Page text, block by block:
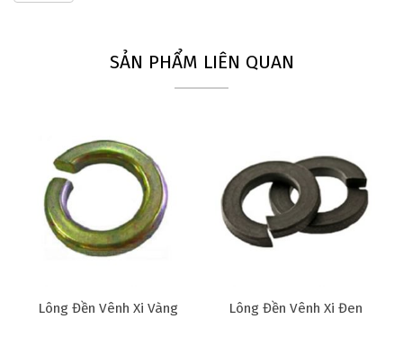
SẢN PHẨM LIÊN QUAN
Lông Đền Vênh Xi Vàng Lông Đền Vênh Xi Đen